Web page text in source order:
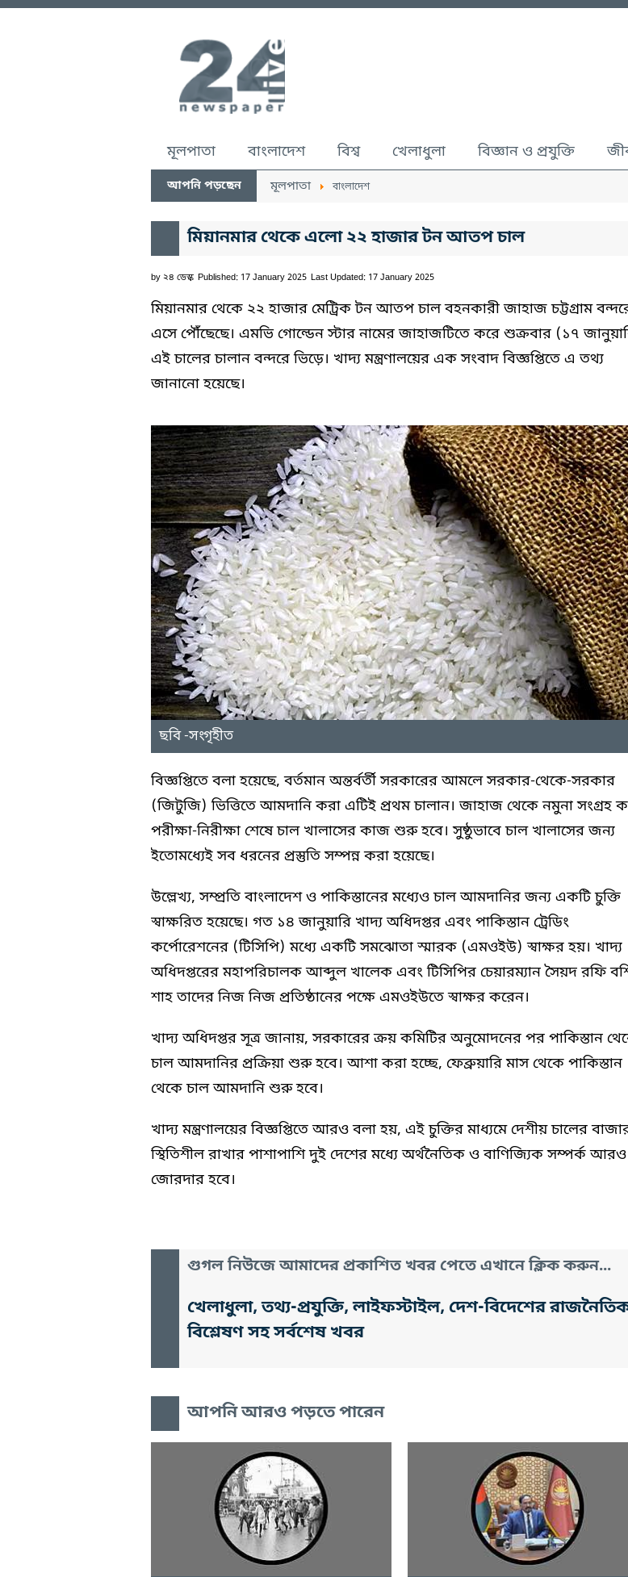
মূলপাতা বাংলাদেশ বিশ্ব খেলাধুলা বিজ্ঞান ও প্রযুক্তি
আপনি পড়ছেন মূলপাতা বাংলাদেশ
মিয়ানমার থেকে এলো ২২ হাজার টন আতপ চাল
by ২৪ ডেস্ক Published: 17 January 2025 Last Updated: 17 January 2025
মিয়ানমার থেকে ২২ হাজার মেট্রিক টন আতপ চাল বহনকারী জাহাজ চট্টগ্রাম
এসে পৌঁছেছে। এমভি গোল্ডেন স্টার নামের জাহাজটিতে করে শুক্রবার (১৭
এই চালের চালান বন্দরে ভিড়ে। খাদ্য মন্ত্রণালয়ের এক সংবাদ বিজ্ঞপ্তিতে এ তথ্য
জানানো হয়েছে।
ছবি -সংগৃহীত
বিজ্ঞপ্তিতে বলা হয়েছে, বর্তমান অন্তর্বর্তী সরকারের আমলে সরকার-থেকে-সরকার
(জিটুজি) ভিত্তিতে আমদানি করা এটিই প্রথম চালান। জাহাজ থেকে নমুনা সংগ্রহ
পরীক্ষা-নিরীক্ষা শেষে চাল খালাসের কাজ শুরু হবে। সুষ্ঠুভাবে চাল খালাসের জন্য
ইতোমধ্যেই সব ধরনের প্রস্তুতি সম্পন্ন করা হয়েছে।
উল্লেখ্য, সম্প্রতি বাংলাদেশ ও পাকিস্তানের মধ্যেও চাল আমদানির জন্য একটি চুক্তি
স্বাক্ষরিত হয়েছে। গত ১৪ জানুয়ারি খাদ্য অধিদপ্তর এবং পাকিস্তান ট্রেডিং
কর্পোরেশনের (টিসিপি) মধ্যে একটি সমঝোতা স্মারক (এমওইউ) স্বাক্ষর হয়। খাদ্য
অধিদপ্তরের মহাপরিচালক আব্দুল খালেক এবং টিসিপির চেয়ারম্যান সৈয়দ রফি
শাহ তাদের নিজ নিজ প্রতিষ্ঠানের পক্ষে এমওইউতে স্বাক্ষর করেন।
খাদ্য অধিদপ্তর সূত্র জানায়, সরকারের ক্রয় কমিটির অনুমোদনের পর পাকিস্তান
চাল আমদানির প্রক্রিয়া শুরু হবে। আশা করা হচ্ছে, ফেব্রুয়ারি মাস থেকে পাকিস্তান
থেকে চাল আমদানি শুরু হবে।
খাদ্য মন্ত্রণালয়ের বিজ্ঞপ্তিতে আরও বলা হয়, এই চুক্তির মাধ্যমে দেশীয় চালের
স্থিতিশীল রাখার পাশাপাশি দুই দেশের মধ্যে অর্থনৈতিক ও বাণিজ্যিক সম্পর্ক আরও
জোরদার হবে।
গুগল নিউজে আমাদের প্রকাশিত খবর পেতে এখানে ক্লিক করুন...
খেলাধুলা, তথ্য-প্রযুক্তি, লাইফস্টাইল, দেশ-বিদেশের
বিশ্লেষণ সহ সর্বশেষ খবর
আপনি আরও পড়তে পারেন